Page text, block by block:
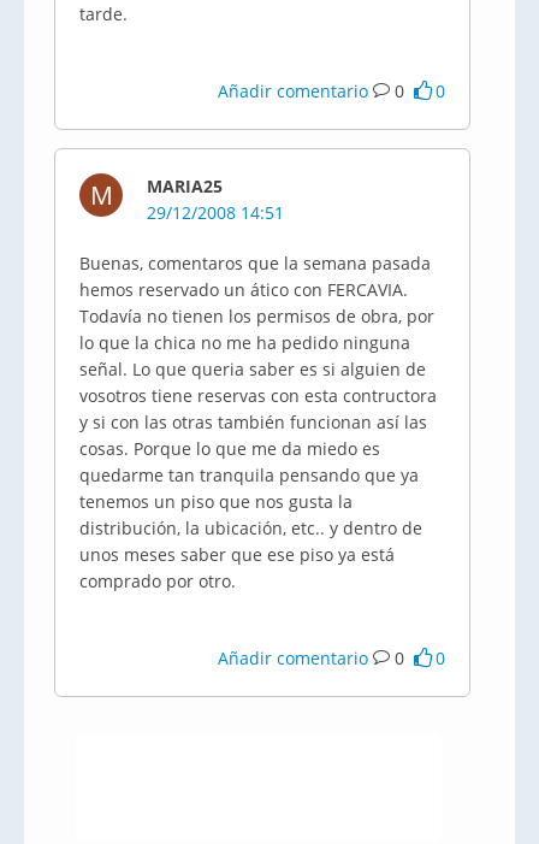
tarde.
Añadir comentario 0 0
M
MARIA25
29/12/2008 14:51
Buenas, comentaros que la semana pasada
hemos reservado un ático con FERCAVIA.
Todavía no tienen los permisos de obra, por
lo que la chica no me ha pedido ninguna
señal. Lo que queria saber es si alguien de
vosotros tiene reservas con esta contructora
y si con las otras también funcionan así las
cosas. Porque lo que me da miedo es
quedarme tan tranquila pensando que ya
tenemos un piso que nos gusta la
distribución, la ubicación, etc.. y dentro de
unos meses saber que ese piso ya está
comprado por otro.
Añadir comentario 0 0